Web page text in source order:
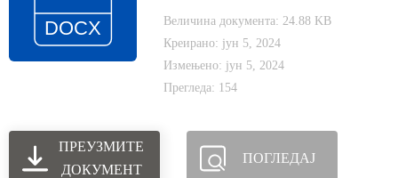
Величина документа: 24.88 KB
Креирано: јун 5, 2024
Измењено: јун 5, 2024
Прегледа: 154
ПРЕУЗМИТЕ
ДОКУМЕНТ
ПОГЛЕДАЈ